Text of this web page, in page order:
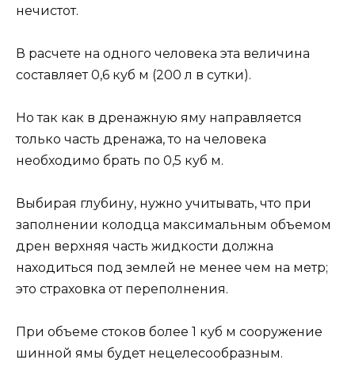
нечистот.
В расчете на одного человека эта величина
составляет 0,6 куб м (200 л в сутки).
Но так как в дренажную яму направляется
только часть дренажа, то на человека
необходимо брать по 0,5 куб м.
Выбирая глубину, нужно учитывать, что при
заполнении колодца максимальным объемом
дрен верхняя часть жидкости должна
находиться под землей не менее чем на метр;
это страховка от переполнения.
При объеме стоков более 1 куб м сооружение
шинной ямы будет нецелесообразным.